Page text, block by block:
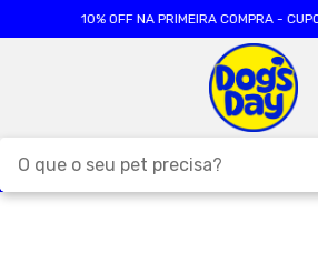
10% OFF NA PRIMEIRA COMPRA -